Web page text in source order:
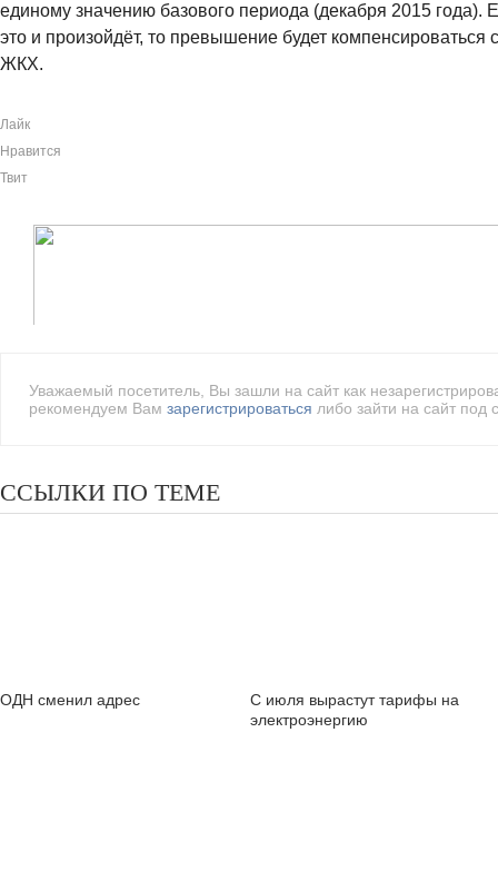
единому значению базового периода (декабря 2015 года).
это и произойдёт, то превышение будет компенсироваться
ЖКХ.
Лайк
Нравится
Твит
Уважаемый посетитель, Вы зашли на сайт как
рекомендуем Вам зарегистрироваться либо зайти на сайт
ССЫЛКИ ПО ТЕМЕ
ОДН сменил адрес
С июля вырастут тарифы на
электроэнергию